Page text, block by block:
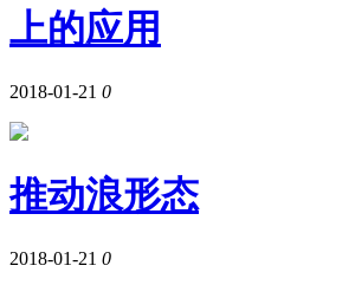
上的应用
2018-01-21 0
推动浪形态
2018-01-21 0